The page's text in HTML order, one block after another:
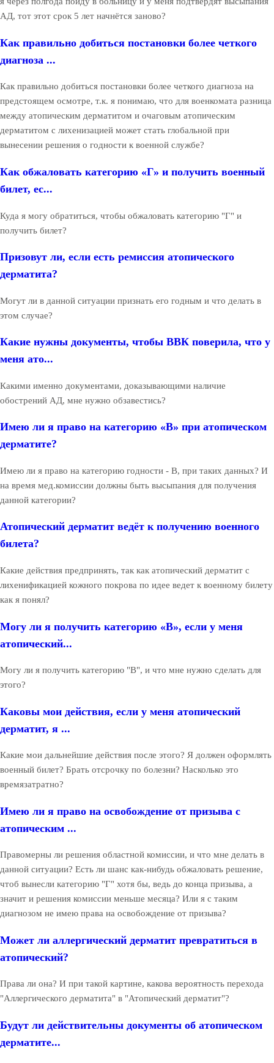
АД, тот этот срок 5 лет начнётся заново?
Как правильно добиться постановки более четкого
диагноза ...
Как правильно добиться постановки более четкого диагноза на
предстоящем осмотре, т.к. я понимаю, что для военкомата разница
между атопическим дерматитом и очаговым атопическим
дерматитом с лихенизацией может стать глобальной при
вынесении решения о годности к военной службе?
Как обжаловать категорию «Г» и получить военный
билет, ес...
Куда я могу обратиться, чтобы обжаловать категорию "Г" и
получить билет?
Призовут ли, если есть ремиссия атопического
дерматита?
Могут ли в данной ситуации признать его годным и что делать в
этом случае?
Какие нужны документы, чтобы ВВК поверила, что у
меня ато...
Какими именно документами, доказывающими наличие
обострений АД, мне нужно обзавестись?
Имею ли я право на категорию «В» при атопическом
дерматите?
Имею ли я право на категорию годности - В, при таких данных? И
на время мед.комиссии должны быть высыпания для получения
данной категории?
Атопический дерматит ведёт к получению военного
билета?
Какие действия предпринять, так как атопический дерматит с
лихенификацией кожного покрова по идее ведет к военному билету
как я понял?
Могу ли я получить категорию «В», если у меня
атопический...
Могу ли я получить категорию "В", и что мне нужно сделать для
этого?
Каковы мои действия, если у меня атопический
дерматит, я ...
Какие мои дальнейшие действия после этого? Я должен оформлять
военный билет? Брать отсрочку по болезни? Насколько это
времязатратно?
Имею ли я право на освобождение от призыва с
атопическим ...
Правомерны ли решения областной комиссии, и что мне делать в
данной ситуации? Есть ли шанс как-нибудь обжаловать решение,
чтоб вынесли категорию "Г" хотя бы, ведь до конца призыва, а
значит и решения комиссии меньше месяца? Или я с таким
диагнозом не имею права на освобождение от призыва?
Может ли аллергический дерматит превратиться в
атопический?
Права ли она? И при такой картине, какова вероятность перехода
"Аллергического дерматита" в "Атопический дерматит"?
Будут ли действительны документы об атопическом
дерматите...